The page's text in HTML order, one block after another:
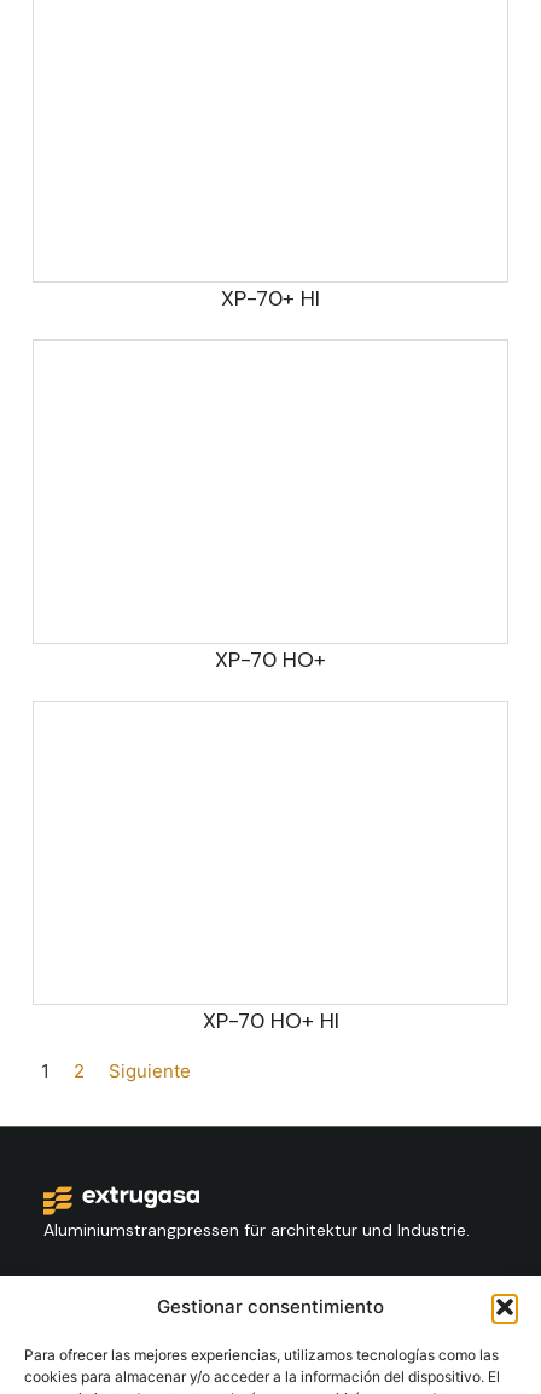
Gestionar consentimiento
Para ofrecer las mejores experiencias, utilizamos tecnologías como las
cookies para almacenar y/o acceder a la información del dispositivo. El
XP-70+ HI
XP-70 HO+
XP-70 HO+ HI
1 2 Siguiente
Aluminiumstrangpressen für architektur und Industrie.